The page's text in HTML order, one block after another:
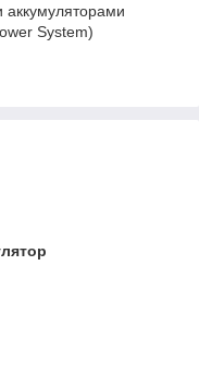
аккумуляторами
System)